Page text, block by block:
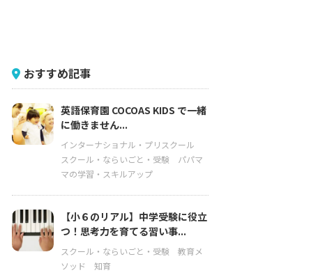
おすすめ記事
英語保育園 COCOAS KIDS で一緒
に働きません...
インターナショナル・プリスクール
スクール・ならいごと・受験
パパマ
マの学習・スキルアップ
【小６のリアル】中学受験に役立
つ！思考力を育てる習い事...
スクール・ならいごと・受験
教育メ
ソッド
知育